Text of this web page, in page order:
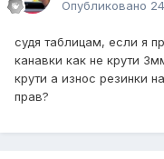
Опубликовано
судя таблицам, если я
канавки как не крути
крути а износ резинки
прав?